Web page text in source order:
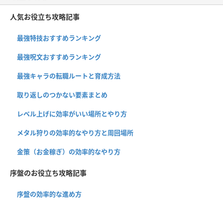
人気お役立ち攻略記事
最強特技おすすめランキング
最強呪文おすすめランキング
最強キャラの転職ルートと育成方法
取り返しのつかない要素まとめ
レベル上げに効率がいい場所とやり方
メタル狩りの効率的なやり方と周回場所
金策（お金稼ぎ）の効率的なやり方
序盤のお役立ち攻略記事
序盤の効率的な進め方